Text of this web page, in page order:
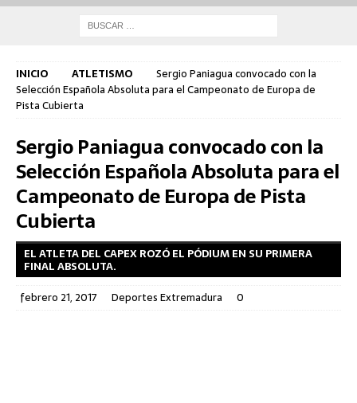
INICIO ATLETISMO
Sergio Paniagua convocado con la
Selección Española Absoluta para el Campeonato de Europa de
Pista Cubierta
Sergio Paniagua convocado con la
Selección Española Absoluta para el
Campeonato de Europa de Pista
Cubierta
EL ATLETA DEL CAPEX ROZÓ EL PÓDIUM EN SU PRIMERA
FINAL ABSOLUTA.
febrero 21, 2017
Deportes Extremadura 0